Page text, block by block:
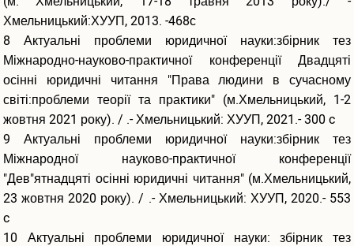
Контакти
Хмельницький:ХУУП, 2013. -468с
8 Актуальні проблеми юридичної науки:збірник тез
Міжнародно-науково-практичної конференції Двадцяті
осінні юридичні читання "Права людини в сучасному
світі:проблеми теорії та практики" (м.Хмельницький, 1-2
жовтня 2021 року). / .- Хмельницький: ХУУП, 2021.- 300 c
9 Актуальні проблеми юридичної науки:збірник тез
Міжнародної науково-практичної конференції
"Дев"ятнадцяті осінні юридичні читання" (м.Хмельницький,
23 жовтня 2020 року). / .- Хмельницький: ХУУП, 2020.- 553
c
10 Актуальні проблеми юридичної науки: збірник тез